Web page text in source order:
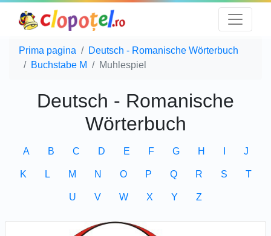
Prima pagina
Deutsch - Romanische Wörterbuch
Buchstabe M
Muhlespiel
Deutsch - Romanische
Wörterbuch
A B C D E F G H J
K L M N O P Q R S T
U V W X Y Z